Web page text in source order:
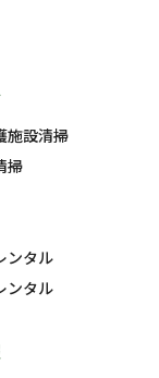
施設清掃
掃
ンタル
ンタル